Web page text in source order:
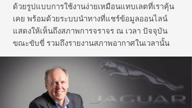
ด้วยรูปแบบการใช้งานง่ายเหมือนแทบเลตที่เราคุ้น
เคย พร้อมด้วยระบบนำทางที่แชร์ข้อมูลออนไลน์
แสดงให้เห็นถึงสภาพการจราจร ณ เวลา ปัจจุบัน
ขณะขับขี่ รวมถึงรายงานสภาพอากาศในเวลานั้น